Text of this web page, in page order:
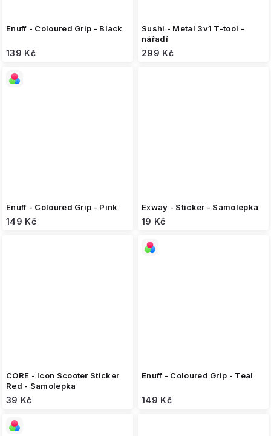
Enuff - Coloured Grip - Black
139 Kč
Sushi - Metal 3v1 T-tool -
nářadí
299 Kč
Enuff - Coloured Grip - Pink
149 Kč
Exway - Sticker - Samolepka
19 Kč
CORE - Icon Scooter Sticker
Red - Samolepka
39 Kč
Enuff - Coloured Grip - Teal
149 Kč